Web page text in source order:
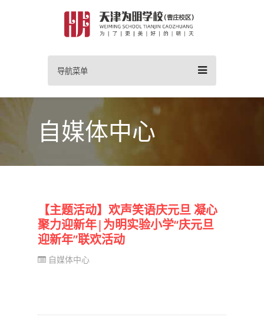
导航菜单
自媒体中心
【主题活动】欢声笑语庆元旦 凝心
聚力迎新年|为明实验小学“庆元旦
迎新年”联欢活动
自媒体中心